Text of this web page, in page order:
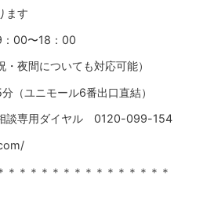
ます
00〜18：00
・夜間についても対応可能）
（ユニモール6番出口直結）
談専用ダイヤル 0120-099-154
＊＊＊＊＊＊＊＊＊＊＊＊＊＊＊